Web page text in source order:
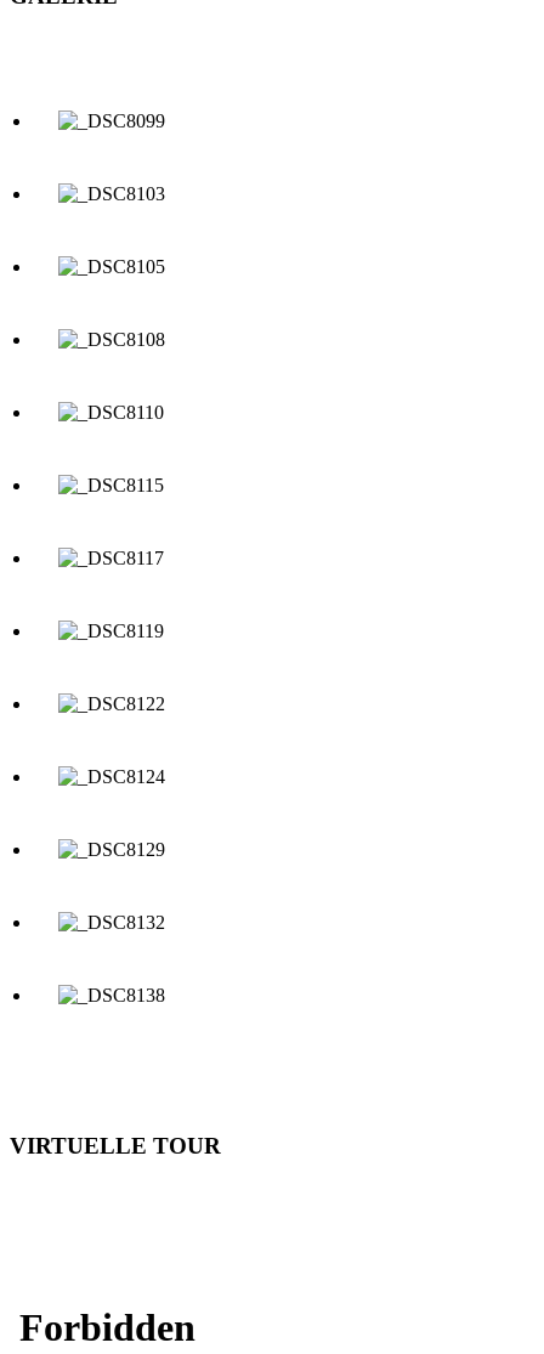
VIRTUELLE TOUR